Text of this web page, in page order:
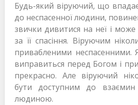
Будь-який віруючий, що
до неспасенної людини,
звички дивитися на неї і може
за її спасіння. Віруючим
привабленими
виправиться перед Богом і
прекрасно. Але віруючий
бути доступним до
людиною.